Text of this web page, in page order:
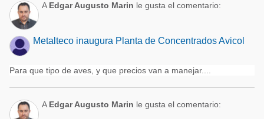
A Edgar Augusto Marin le gusta el comentario:
Metalteco inaugura Planta de Concentrados Avicol
Para que tipo de aves, y que precios van a manejar....
A Edgar Augusto Marin le gusta el comentario: